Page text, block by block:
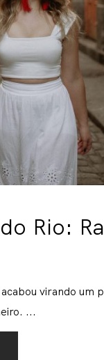
Rio:
virando um
...